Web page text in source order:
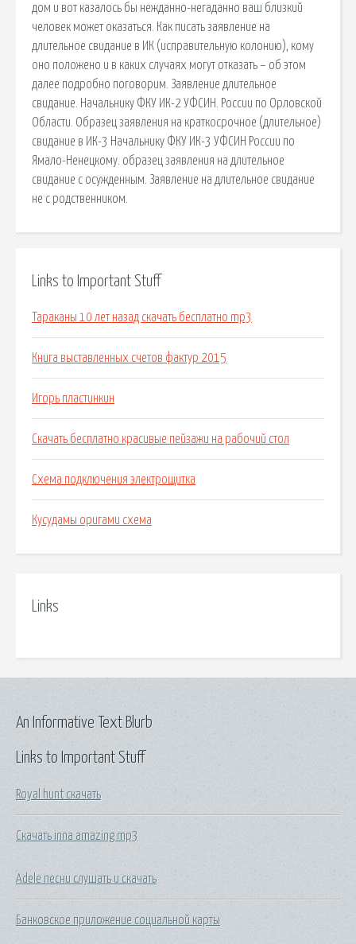
дом и вот казалось бы нежданно-негаданно ваш близкий
человек может оказаться. Как писать заявление на
длительное свидание в ИК (исправительную колонию), кому
оно положено и в каких случаях могут отказать – об этом
далее подробно поговорим. Заявление длительное
свидание. Начальнику ФКУ ИК-2 УФСИН. России по Орловской
Области. Образец заявления на краткосрочное (длительное)
свидание в ИК-3 Начальнику ФКУ ИК-3 УФСИН России по
Ямало-Ненецкому. образец заявления на длительное
свидание с осужденным. Заявление на длительное свидание
не с родственником.
Links to Important Stuff
Тараканы 10 лет назад скачать бесплатно mp3
Книга выставленных счетов фактур 2015
Игорь пластинкин
Скачать бесплатно красивые пейзажи на рабочий стол
Схема подключения электрощитка
Кусудамы оригами схема
Links
Links to Important Stuff
Royal hunt скачать
Скачать inna amazing mp3
Adele песни слушать и скачать
Банковское приложение социальной карты
An Informative Text Blurb